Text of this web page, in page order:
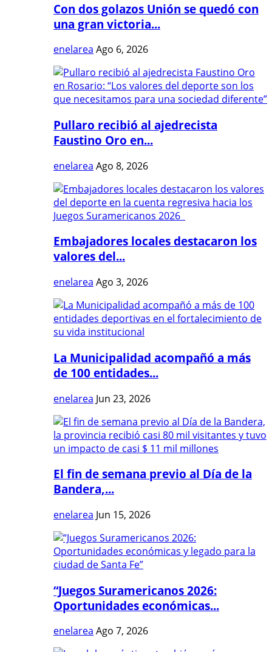
Con dos golazos Unión se quedó con
una gran victoria...
enelarea Ago 6, 2026
Pullaro recibió al ajedrecista
Faustino Oro en...
enelarea Ago 8, 2026
Embajadores locales destacaron los
valores del...
enelarea Ago 3, 2026
La Municipalidad acompañó a más
de 100 entidades...
enelarea Jun 23, 2026
El fin de semana previo al Día de la
Bandera,...
enelarea Jun 15, 2026
“Juegos Suramericanos 2026:
Oportunidades económicas...
enelarea Ago 7, 2026